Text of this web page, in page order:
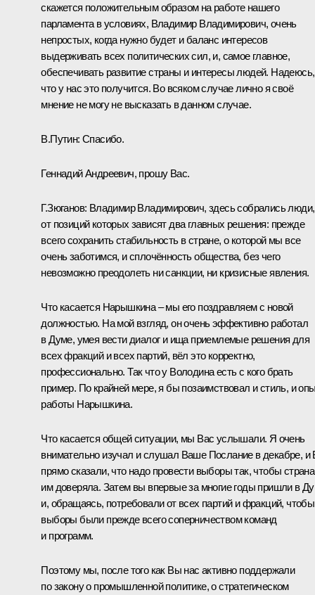
скажется положительным образом на работе нашего
парламента в условиях, Владимир Владимирович, очень
непростых, когда нужно будет и баланс интересов
выдерживать всех политических сил, и, самое главное,
обеспечивать развитие страны и интересы людей. Надеюсь,
что у нас это получится. Во всяком случае лично я своё
мнение не могу не высказать в данном случае.
В.Путин: Спасибо.
Геннадий Андреевич, прошу Вас.
Г.Зюганов: Владимир Владимирович, здесь собрались люди,
от позиций которых зависят два главных решения: прежде
всего сохранить стабильность в стране, о которой мы все
очень заботимся, и сплочённость общества, без чего
невозможно преодолеть ни санкции, ни кризисные явления.
Что касается Нарышкина – мы его поздравляем с новой
должностью. На мой взгляд, он очень эффективно работал
в Думе, умея вести диалог и ища приемлемые решения для
всех фракций и всех партий, вёл это корректно,
профессионально. Так что у Володина есть с кого брать
пример. По крайней мере, я бы позаимствовал и стиль, и
работы Нарышкина.
Что касается общей ситуации, мы Вас услышали. Я очень
внимательно изучал и слушал Ваше Послание в декабре, и
прямо сказали, что надо провести выборы так, чтобы страна
им доверяла. Затем вы впервые за многие годы пришли в
и, обращаясь, потребовали от всех партий и фракций, чтобы
выборы были прежде всего соперничеством команд
и программ.
Поэтому мы, после того как Вы нас активно поддержали
по закону о промышленной политике, о стратегическом